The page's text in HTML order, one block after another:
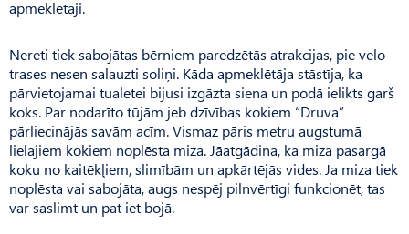
apmeklētāji.
Nereti tiek sabojātas bērniem paredzētās atrakcijas, pie velo
trases nesen salauzti soliņi. Kāda apmeklētāja stāstīja, ka
pārvietojamai tualetei bijusi izgāzta siena un podā ielikts garš
koks. Par nodarīto tūjām jeb dzīvības kokiem “Druva”
pārliecinājās savām acīm. Vismaz pāris metru augstumā
lielajiem kokiem noplēsta miza. Jāatgādina, ka miza pasargā
koku no kaitēkļiem, slimībām un apkārtējās vides. Ja miza tiek
noplēsta vai sabojāta, augs nespēj pilnvērtīgi funkcionēt, tas
var saslimt un pat iet bojā.